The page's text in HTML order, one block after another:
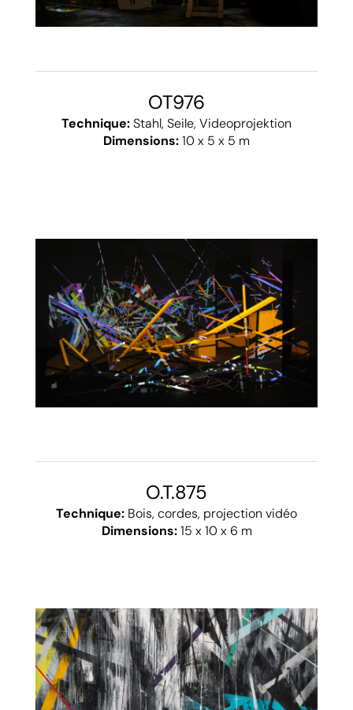
OT976
Technique:Stahl, Seile, Videoprojektion
Dimensions:10 x 5 x 5 m
O.T.875
Technique: Bois, cordes, projection vidéo
Dimensions:15 x 10 x 6 m